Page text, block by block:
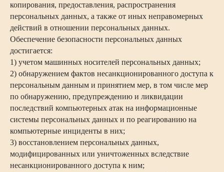
копирования, предоставления, распространения
персональных данных, а также от иных неправомерных
действий в отношении персональных данных.
Обеспечение безопасности персональных данных
достигается:
1) учетом машинных носителей персональных данных;
2) обнаружением фактов несанкционированного доступа к
персональным данным и принятием мер, в том числе мер
по обнаружению, предупреждению и ликвидации
последствий компьютерных атак на информационные
системы персональных данных и по реагированию на
компьютерные инциденты в них;
3) восстановлением персональных данных,
модифицированных или уничтоженных вследствие
несанкционированного доступа к ним;